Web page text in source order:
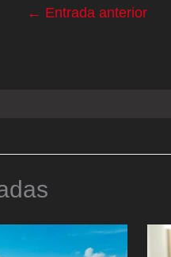
← Entrada anterior